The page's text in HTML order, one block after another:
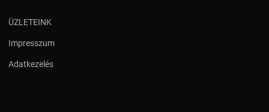
ÜZLETEINK
Impresszum
Adatkezelés